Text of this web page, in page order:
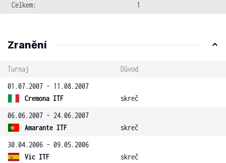
Celkem:
1
Zranění
Turnaj
Důvod
01.07.2007 - 11.08.2007
Cremona ITF
skreč
06.06.2007 - 24.06.2007
Amarante ITF
skreč
30.04.2006 - 09.05.2006
Vic ITF
skreč